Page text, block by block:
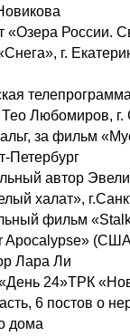
«Озера России.
г.
Любомиров,
за фильм
Петербург
автор
халат»,
фильм
Apocalypse»
Лара Ли
24»ТРК
6 постов о
дома